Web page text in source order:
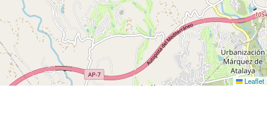
Leaflet